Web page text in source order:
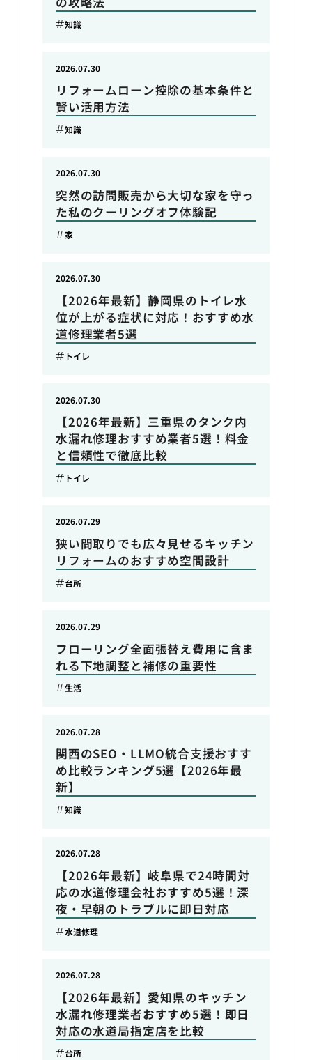
知識
リフォームローン控除の基本条件と
賢い活用方法
2026.07.30
知識
突然の訪問販売から大切な家を守っ
た私のクーリングオフ体験記
2026.07.30
家
【2026年最新】静岡県のトイレ水
位が上がる症状に対応！おすすめ水
道修理業者5選
2026.07.30
トイレ
【2026年最新】三重県のタンク内
水漏れ修理おすすめ業者5選！料金
と信頼性で徹底比較
2026.07.30
トイレ
狭い間取りでも広々見せるキッチン
リフォームのおすすめ空間設計
2026.07.29
台所
フローリング全面張替え費用に含ま
れる下地調整と補修の重要性
2026.07.29
生活
関西のSEO・LLMO統合支援おすす
め比較ランキング5選【2026年最
新】
2026.07.28
知識
【2026年最新】岐阜県で24時間対
応の水道修理会社おすすめ5選！深
夜・早朝のトラブルに即日対応
2026.07.28
水道修理
【2026年最新】愛知県のキッチン
水漏れ修理業者おすすめ5選！即日
対応の水道局指定店を比較
2026.07.28
台所